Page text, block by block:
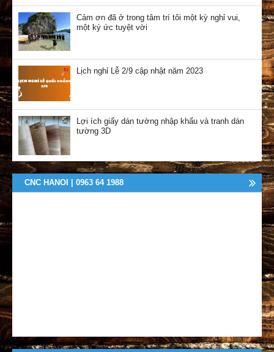
Cảm ơn đã ở trong tâm trí tôi một kỳ nghỉ vui,
một ký ức tuyệt vời
Lịch nghỉ Lễ 2/9 cập nhật năm 2023
Lợi ích giấy dán tường nhập khẩu và tranh dán
tường 3D
CNC HANOI | 0963 64 1988